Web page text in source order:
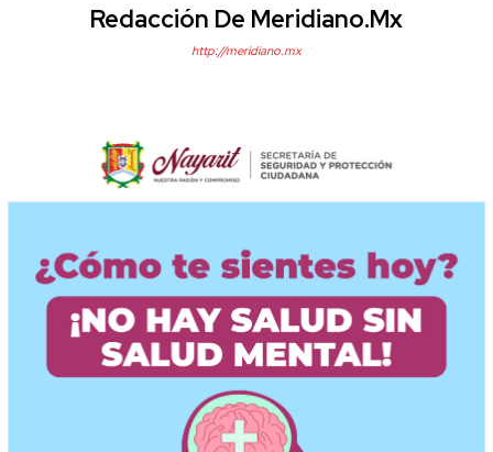
Redacción De Meridiano.mx
http://meridiano.mx